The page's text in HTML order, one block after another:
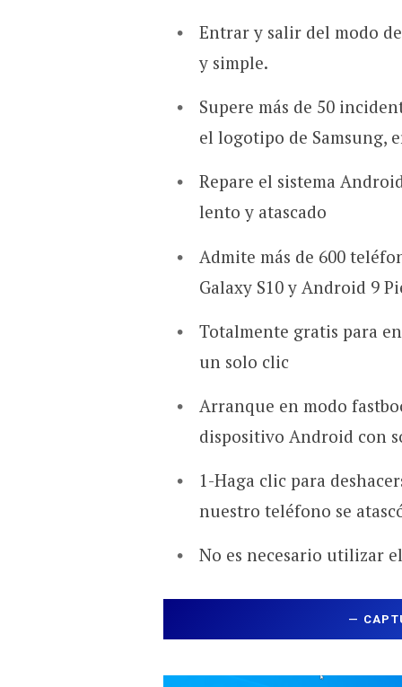
Entrar y salir del modo
y simple.
Supere más de 50
el logotipo de Samsung,
Repare el sistema
lento y atascado
Admite más de 600
Galaxy S10 y Android 9
Totalmente gratis para
un solo clic
Arranque en modo
dispositivo Android con
1-Haga clic para
nuestro teléfono se
No es necesario utilizar
—